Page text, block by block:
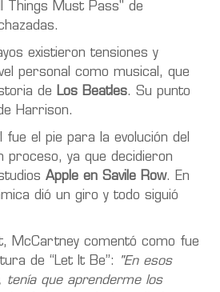
Things Must Pass" de
existieron tensiones y
personal como musical, que
de Los Beatles. Su punto
Harrison.
el pie para la evolución del
proceso, ya que decidieron
Apple en Savile Row. En
dió un giro y todo siguió
McCartney comentó como fue
de “Let It Be”:
"En esos
tenía que aprenderme los